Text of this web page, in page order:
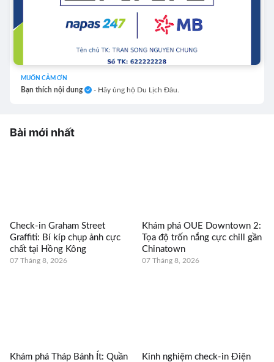
MUỐN CẢM ƠN
Bạn thích nội dung - Hãy ủng hộ Du Lịch Đâu.
Bài mới nhất
Check-in Graham Street
Graffiti: Bí kíp chụp ảnh cực
chất tại Hồng Kông
07 Tháng 8, 2026
Khám phá OUE Downtown 2:
Tọa độ trốn nắng cực chill gần
Chinatown
07 Tháng 8, 2026
Khám phá Tháp Bánh Ít: Quần
Kinh nghiệm check-in Điện